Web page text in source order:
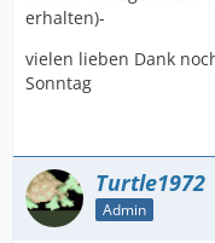
erhalten)-
vielen lieben Dank
Sonntag
Turtle1972
Admin